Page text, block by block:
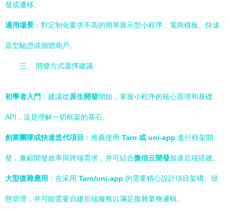
發或遷移。
適用場景 ：對定制化要求不高的簡單展示型小程序、電商模板、快速
原型驗證或個體商戶。
三、 開發方式選擇建議
初學者入門 ：建議從原生開發開始，掌握小程序的核心原理和基礎
API，這是理解一切框架的基石。
創業團隊或快速迭代項目 ：推薦使用 Taro 或 uni-app 進行框架開
發，兼顧開發效率與跨端需求，并可結合微信云開發加速后端搭建。
大型復雜應用 ：在采用 Taro/uni-app 的需要精心設計項目架構、狀
態管理，并可能需要自建后端服務以滿足復雜業務邏輯。